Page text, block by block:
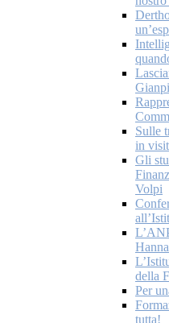
Sulle
in
Gli
Volpi
della
Per
tutta!